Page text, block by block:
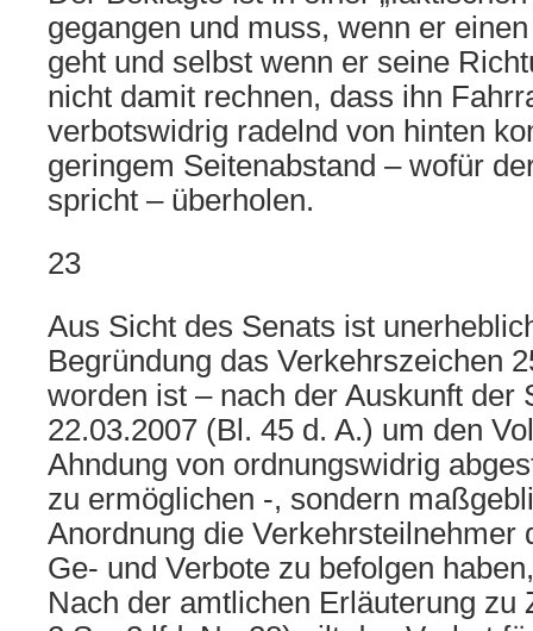
gegangen und muss, wenn er
geht und selbst wenn er seine
nicht damit rechnen, dass ihn
verbotswidrig radelnd von hinten
geringem Seitenabstand – wofür
spricht – überholen.
23
Aus Sicht des Senats ist
Begründung das Verkehrszeichen
worden ist – nach der Auskunft der
22.03.2007 (Bl. 45 d. A.) um den
Ahndung von ordnungswidrig
zu ermöglichen -, sondern
Anordnung die Verkehrsteilnehmer
Ge- und Verbote zu befolgen
Nach der amtlichen Erläuterung zu